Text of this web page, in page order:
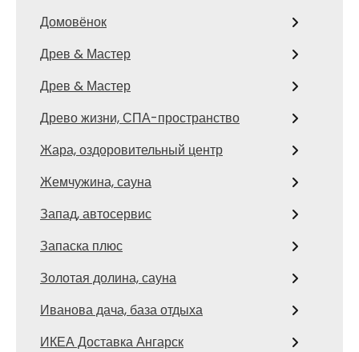
Домовёнок
Древ & Мастер
Древ & Мастер
Древо жизни, СПА-пространство
Жара, оздоровительный центр
Жемчужина, сауна
Запад, автосервис
Запаска плюс
Золотая долина, сауна
Иванова дача, база отдыха
ИКЕА Доставка Ангарск